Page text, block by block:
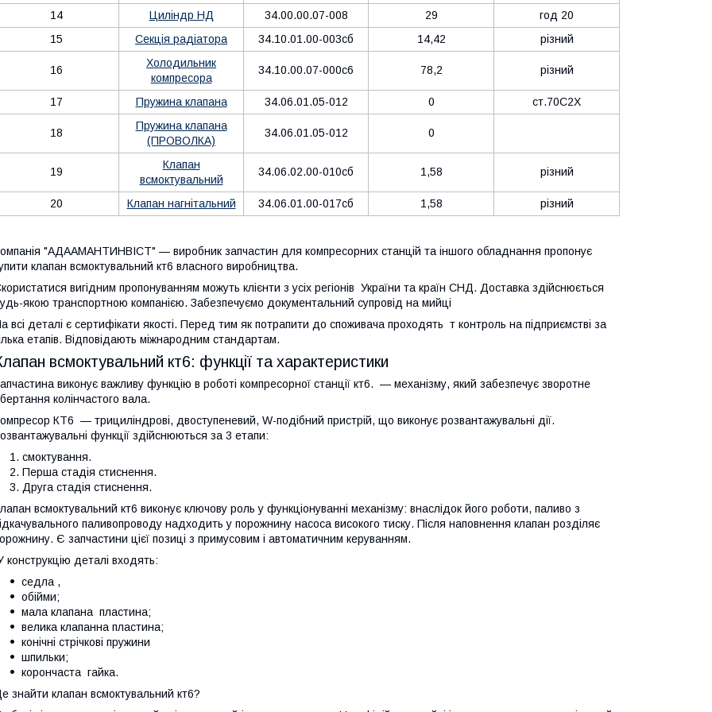
14
Циліндр НД 34.00.00.07-008 29
год 20
15
Секція радіатора 34.10.01.00-003сб 14,42 різний
16
Холодильник
компресора
34.10.00.07-000с6 78,2 різний
17 Пружина клапана 34.06.01.05-012 0 ст.70С2Х
18
Пружина клапана
(ПРОВОЛКА)
34.06.01.05-012 0
19
Клапан
всмоктувальний
34.06.02.00-010сб 1,58 різний
20 Клапан нагнітальний 34.06.01.00-017сб 1,58 різний
"АДААМАНТИНВІСТ" — виробник запчастин для компресорних станцій та іншого обладнання пропонує
клапан всмоктувальний кт6 власного виробництва.
вигідним пропонуванням можуть клієнти з усіх регіонів України та країн СНД. Доставка здійснюється
якою транспортною компанією. Забезпечуємо документальний супровід на мийці
всі деталі є сертифікати якості. Перед тим як потрапити до споживача проходять т контроль на підприємстві за
етапів. Відповідають міжнародним стандартам.
всмоктувальний кт6: функції та характеристики
виконує важливу функцію в роботі компресорної станції кт6. — механізму, який забезпечує зворотне
колінчастого вала.
КТ6 — трициліндрові, двоступеневий, W-подібний пристрій, що виконує розвантажувальні дії.
функції здійснюються за 3 етапи:
смоктування.
Перша стадія стиснення.
Друга стадія стиснення.
всмоктувальний кт6 виконує ключову роль у функціонуванні механізму: внаслідок його роботи, паливо з
паливопроводу надходить у порожнину насоса високого тиску. Після наповнення клапан розділяє
Є запчастини цієї позиці з примусовим і автоматичним керуванням.
конструкцію деталі входять:
седла ,
обійми;
мала клапана пластина;
велика клапанна пластина;
конічні стрічкові пружини
шпильки;
корончаста гайка.
знайти клапан всмоктувальний кт6?